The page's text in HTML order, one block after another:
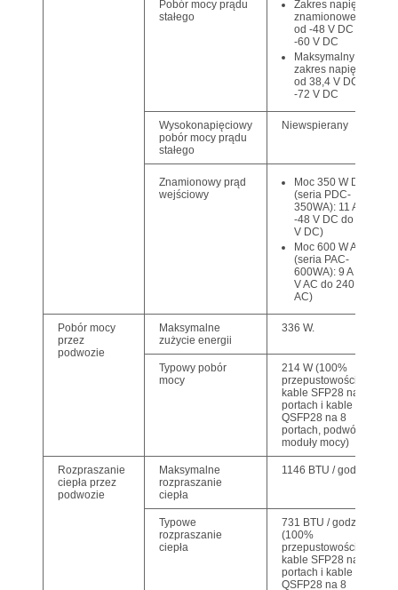
Pobór mocy prądu
stałego
Zakres napięcia
znamionowego:
od -48 V DC do
-60 V DC
Maksymalny
zakres napięcia:
od 38,4 V DC do
-72 V DC
Wysokonapięciowy
pobór mocy prądu
stałego
Niewspierany
Znamionowy prąd
wejściowy
Moc 350 W DC
(seria PDC-
350WA): 11 A (od
-48 V DC do -60
V DC)
Moc 600 W AC
(seria PAC-
600WA): 9 A (100
V AC do 240 V
AC)
Pobór mocy
przez
podwozie
Maksymalne
zużycie energii
336 W.
Typowy pobór
mocy
214 W (100%
przepustowości,
kable SFP28 na 48
portach i kable
QSFP28 na 8
portach, podwójne
moduły mocy)
Rozpraszanie
ciepła przez
podwozie
Maksymalne
rozpraszanie
ciepła
1146 BTU / godz
Typowe
rozpraszanie
ciepła
731 BTU / godz.
(100%
przepustowości,
kable SFP28 na 48
portach i kable
QSFP28 na 8